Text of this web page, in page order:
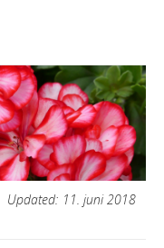
Updated: 11. juni 2018